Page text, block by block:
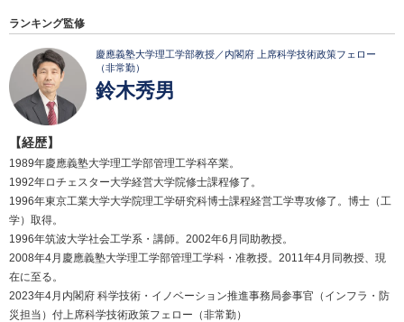
ランキング監修
慶應義塾大学理工学部教授／内閣府 上席科学技術政策フェロー
（非常勤）
鈴木秀男
【経歴】
1989年慶應義塾大学理工学部管理工学科卒業。
1992年ロチェスター大学経営大学院修士課程修了。
1996年東京工業大学大学院理工学研究科博士課程経営工学専攻修了。博士（工
学）取得。
1996年筑波大学社会工学系・講師。2002年6月同助教授。
2008年4月慶應義塾大学理工学部管理工学科・准教授。2011年4月同教授、現
在に至る。
2023年4月内閣府 科学技術・イノベーション推進事務局参事官（インフラ・防
災担当）付上席科学技術政策フェロー（非常勤）